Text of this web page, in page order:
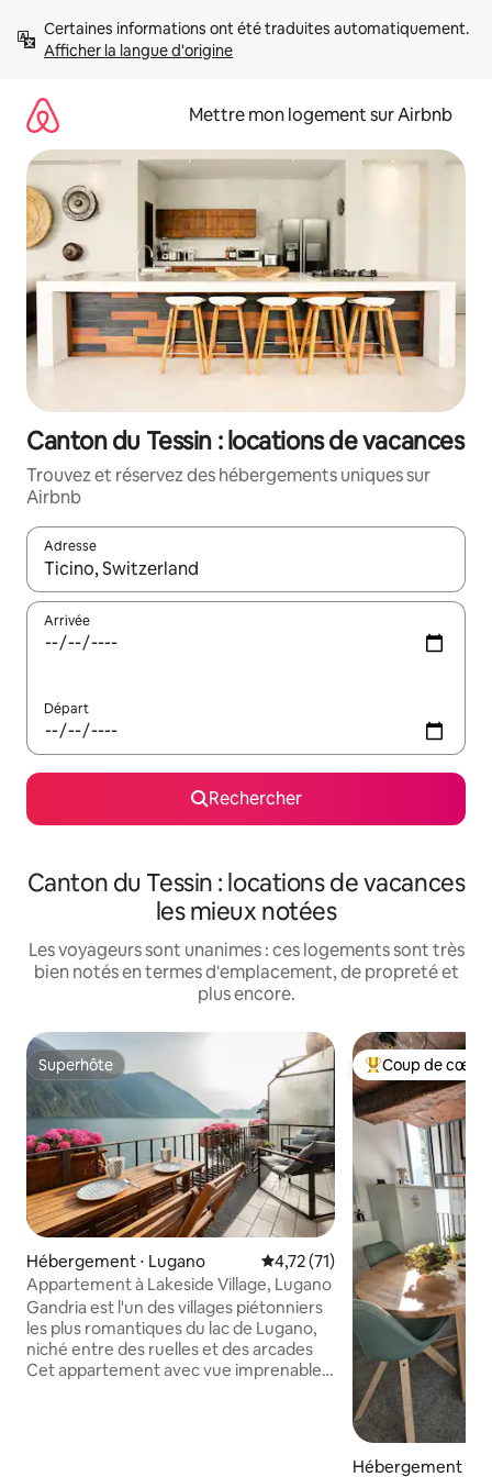
directement
Afficher la langue d'origine
Mettre mon logement sur Airbnb
Canton du Tessin : locations de vacances
Trouvez et réservez des hébergements uniques sur
Airbnb
Adresse
Lorsque les résultats s'affichent, utilisez les flèches vers le
Arrivée
Départ
Rechercher
Canton du Tessin : locations de vacances
les mieux notées
Les voyageurs sont unanimes : ces logements sont très
bien notés en termes d'emplacement, de propreté et
plus encore.
Superhôte
Superhôte
Hébergement ⋅ Lugano Évaluation moyenne sur la
4,72 (71)
Appartement à Lakeside Village, Lugano
Gandria est l'un des villages piétonniers
les plus romantiques du lac de Lugano,
niché entre des ruelles et des arcades
Cet appartement avec vue imprenable
Coups de cœur
Coup de cœur
Hébergement ⋅